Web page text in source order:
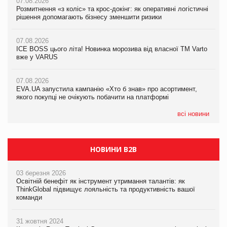
Розмитнення «з коліс» та крос-докінг: як оперативні логістичні
рішення допомагають бізнесу зменшити ризики
07.08.2026
ICE BOSS цього літа! Новинка морозива від власної ТМ Varto
вже у VARUS
07.08.2026
EVA.UA запустила кампанію «Хто б знав» про асортимент,
якого покупці не очікують побачити на платформі
всі новини
07.08.2026
EVA.UA запустила кампанію «Хто б знав» про асортимент,
06.08.2026
Смачна новинка для хвостатих: у VARUS з’явилися паучі
05.08.2026
Мережа супермаркетів VARUS купує мережу магазинів
Kraft Heinz скоротила збиток у першому півріччі
Продажі Hugo Boss впали на 9%
НОВИНИ B2B
03 березня 2026
Освітній бенефіт як інструмент утримання талантів: як
ThinkGlobal підвищує лояльність та продуктивність вашої
команди
31 жовтня 2024